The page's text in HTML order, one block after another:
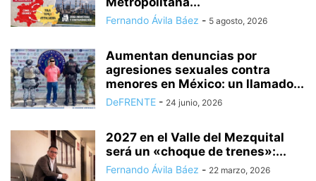
Fernando Ávila Báez - 5 agosto, 2026
Aumentan denuncias por
agresiones sexuales contra
menores en México: un llamado...
DeFRENTE - 24 junio, 2026
2027 en el Valle del Mezquital
será un «choque de trenes»:...
Fernando Ávila Báez - 22 marzo, 2026